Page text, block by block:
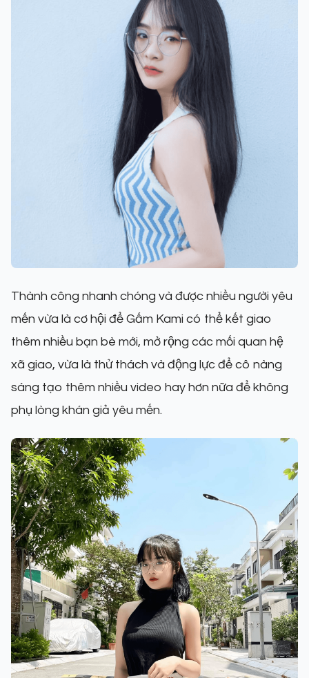
Thành công nhanh chóng và được nhiều người yêu
mến vừa là cơ hội để Gấm Kami có thể kết giao
thêm nhiều bạn bè mới, mở rộng các mối quan hệ
xã giao, vừa là thử thách và động lực để cô nàng
sáng tạo thêm nhiều video hay hơn nữa để không
phụ lòng khán giả yêu mến.